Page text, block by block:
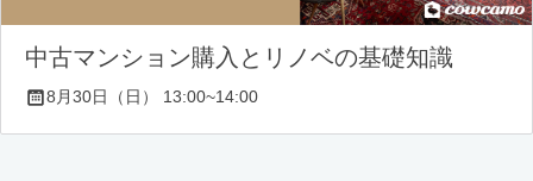
中古マンション購入とリノベの基礎知識
8月30日（日） 13:00~14:00